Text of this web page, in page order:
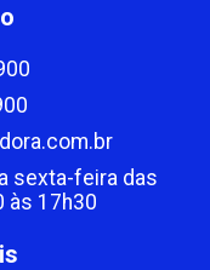
sexta-feira das
às 17h30